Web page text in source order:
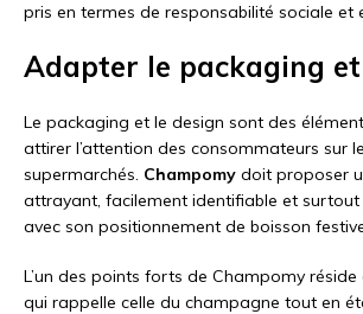
pris en termes de responsabilité sociale et
Adapter le packaging
Le packaging et le design sont des
attirer l’attention des consommateurs sur
supermarchés. Champomy doit proposer
attrayant, facilement identifiable et
avec son positionnement de boisson
L’un des points forts de Champomy réside
qui rappelle celle du champagne tout en